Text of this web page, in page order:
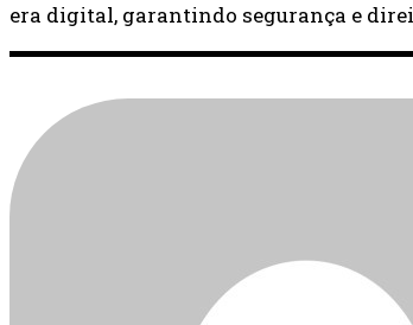
era digital, garantindo segurança e